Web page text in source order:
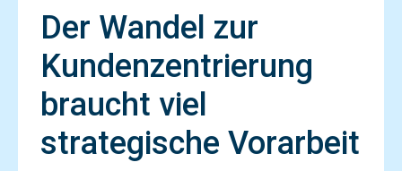
Der Wandel zur
Kundenzentrierung
braucht viel
strategische Vorarbeit